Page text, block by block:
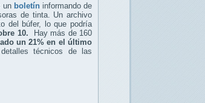
un boletíninformando de
de tinta. Un archivo
del búfer, lo que podría
10.
Hay más de 160
un 21% en el último
técnicos de las